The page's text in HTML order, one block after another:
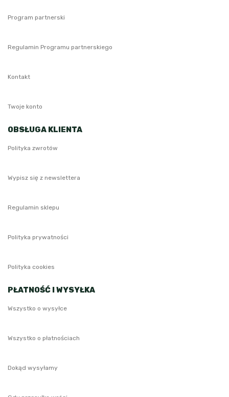
Program partnerski
Regulamin Programu partnerskiego
Kontakt
Twoje konto
OBSŁUGA KLIENTA
Polityka zwrotów
Wypisz się z newslettera
Regulamin sklepu
Polityka prywatności
Polityka cookies
PŁATNOŚĆ I WYSYŁKA
Wszystko o wysyłce
Wszystko o płatnościach
Dokąd wysyłamy